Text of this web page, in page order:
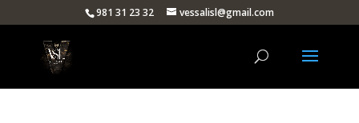
981 31 23 32 vessalisl@gmail.com